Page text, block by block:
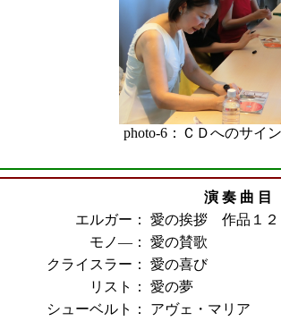
photo-6：ＣＤへのサ
演 奏 曲 目
エルガー：
愛の挨拶 作品１２
モノ―：
愛の賛歌
クライスラー：
愛の喜び
リスト：
愛の夢
シューベルト：
アヴェ・マリア